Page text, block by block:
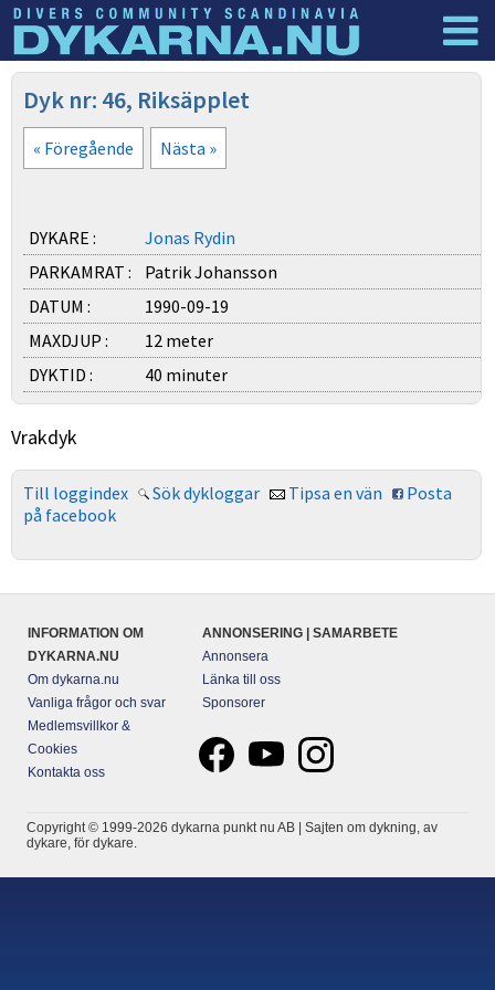
Dyknyheter
Dyk nr: 46, Riksäpplet
« Föregående Nästa »
DYKARE :
Jonas Rydin
PARKAMRAT :
Patrik Johansson
DATUM :
1990-09-19
MAXDJUP :
12 meter
DYKTID :
40 minuter
Vrakdyk
Till loggindex Sök dykloggar Tipsa en vän
Posta
på facebook
INFORMATION OM
DYKARNA.NU
Om dykarna.nu
Vanliga frågor och svar
Medlemsvillkor &
Cookies
Kontakta oss
ANNONSERING | SAMARBETE
Annonsera
Länka till oss
Sponsorer
Copyright © 1999-2026 dykarna punkt nu AB | Sajten om dykning, av
dykare, för dykare.